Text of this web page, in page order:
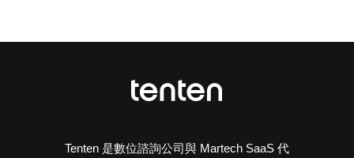
Tenten 是數位諮詢公司與 Martech SaaS 代